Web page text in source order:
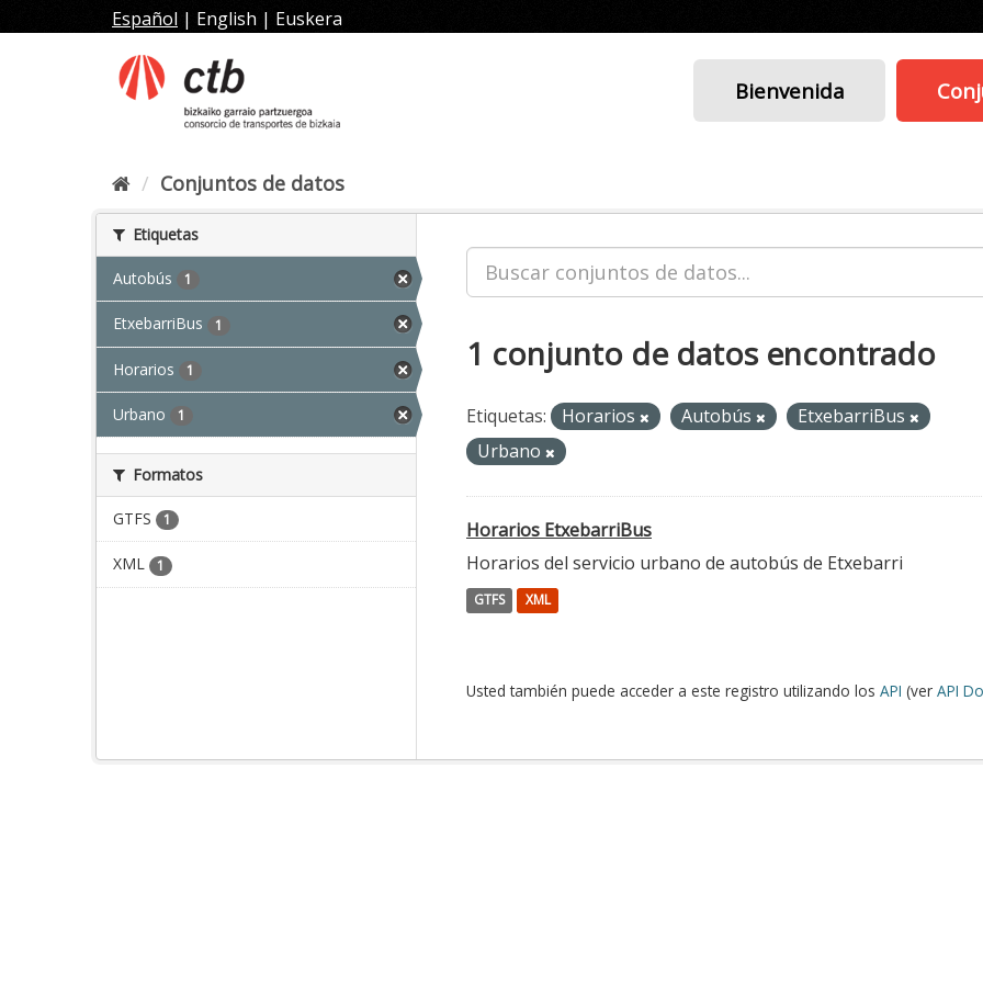
al
Español | English | Euskera
Bienvenida
Conjuntos de datos
Etiquetas
Autobús 1
EtxebarriBus 1
Horarios 1
Urbano 1
Formatos
GTFS 1
XML 1
1 conjunto de datos encontrado
Etiquetas: Horarios Autobús
EtxebarriBus
Urbano
Horarios EtxebarriBus
Horarios del servicio urbano de autobús de Etxebarri
GTFS XML
Usted también puede acceder a este registro utilizando los API (ver API